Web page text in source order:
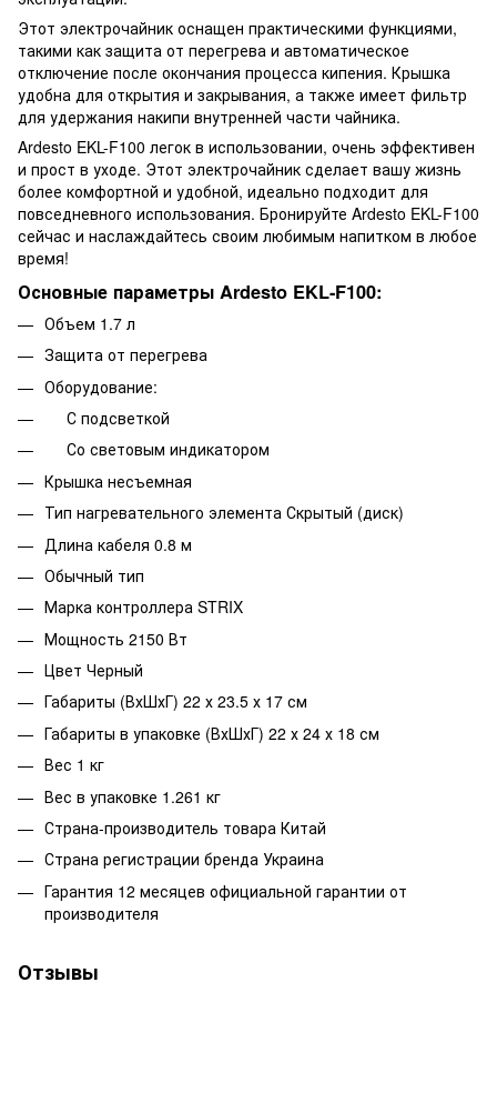
Этот электрочайник оснащен практическими функциями,
такими как защита от перегрева и автоматическое
отключение после окончания процесса кипения. Крышка
удобна для открытия и закрывания, а также имеет фильтр
для удержания накипи внутренней части чайника.
Ardesto EKL-F100 легок в использовании, очень эффективен
и прост в уходе. Этот электрочайник сделает вашу жизнь
более комфортной и удобной, идеально подходит для
повседневного использования. Бронируйте Ardesto EKL-F100
сейчас и наслаждайтесь своим любимым напитком в любое
время!
Основные параметры Ardesto EKL-F100:
Объем 1.7 л
Защита от перегрева
Оборудование:
С подсветкой
Со световым индикатором
Крышка несъемная
Тип нагревательного элемента Скрытый (диск)
Длина кабеля 0.8 м
Обычный тип
Марка контроллера STRIX
Мощность 2150 Вт
Цвет Черный
Габариты (ВхШхГ) 22 х 23.5 х 17 см
Габариты в упаковке (ВхШхГ) 22 х 24 х 18 см
Вес 1 кг
Вес в упаковке 1.261 кг
Страна-производитель товара Китай
Страна регистрации бренда Украина
Гарантия 12 месяцев официальной гарантии от
производителя
Отзывы